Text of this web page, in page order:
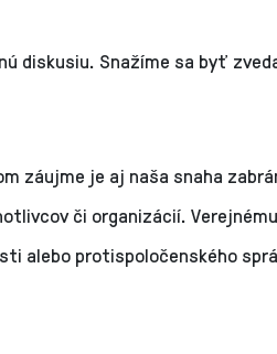
diskusiu. Snažíme sa byť
záujme je aj naša snaha
či organizácií.
alebo protispoločenského